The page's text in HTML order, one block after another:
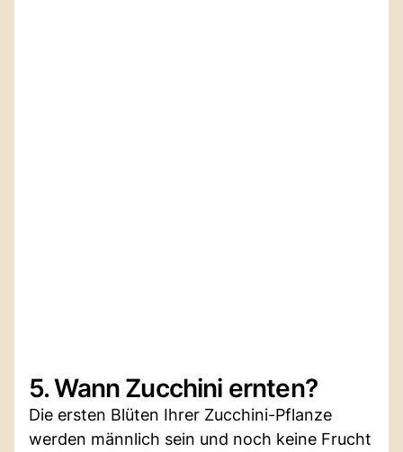
5. Wann Zucchini ernten?
Die ersten Blüten Ihrer Zucchini-Pflanze
werden männlich sein und noch keine Frucht